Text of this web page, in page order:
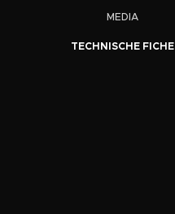
MEDIA
TECHNISCHE FICHE